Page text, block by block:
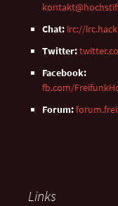
Chat: irc://
Twitter:
Facebook:
fb.com/
Forum:
Links